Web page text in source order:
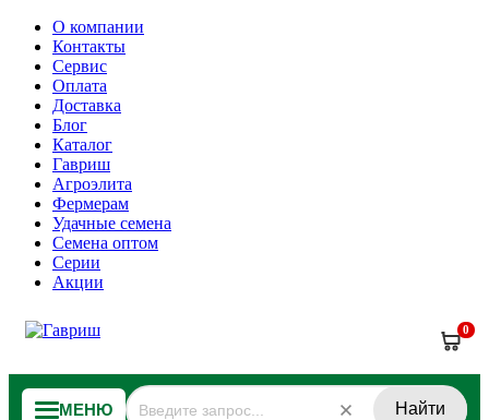
О компании
Контакты
Сервис
Оплата
Доставка
Блог
Каталог
Гавриш
Агроэлита
Фермерам
Удачные семена
Семена оптом
Серии
Акции
0
МЕНЮ Найти